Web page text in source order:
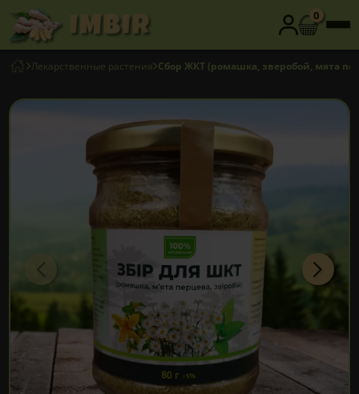
0
Лекарственные растения Сбор ЖКТ (ромашка, зверобой, мята